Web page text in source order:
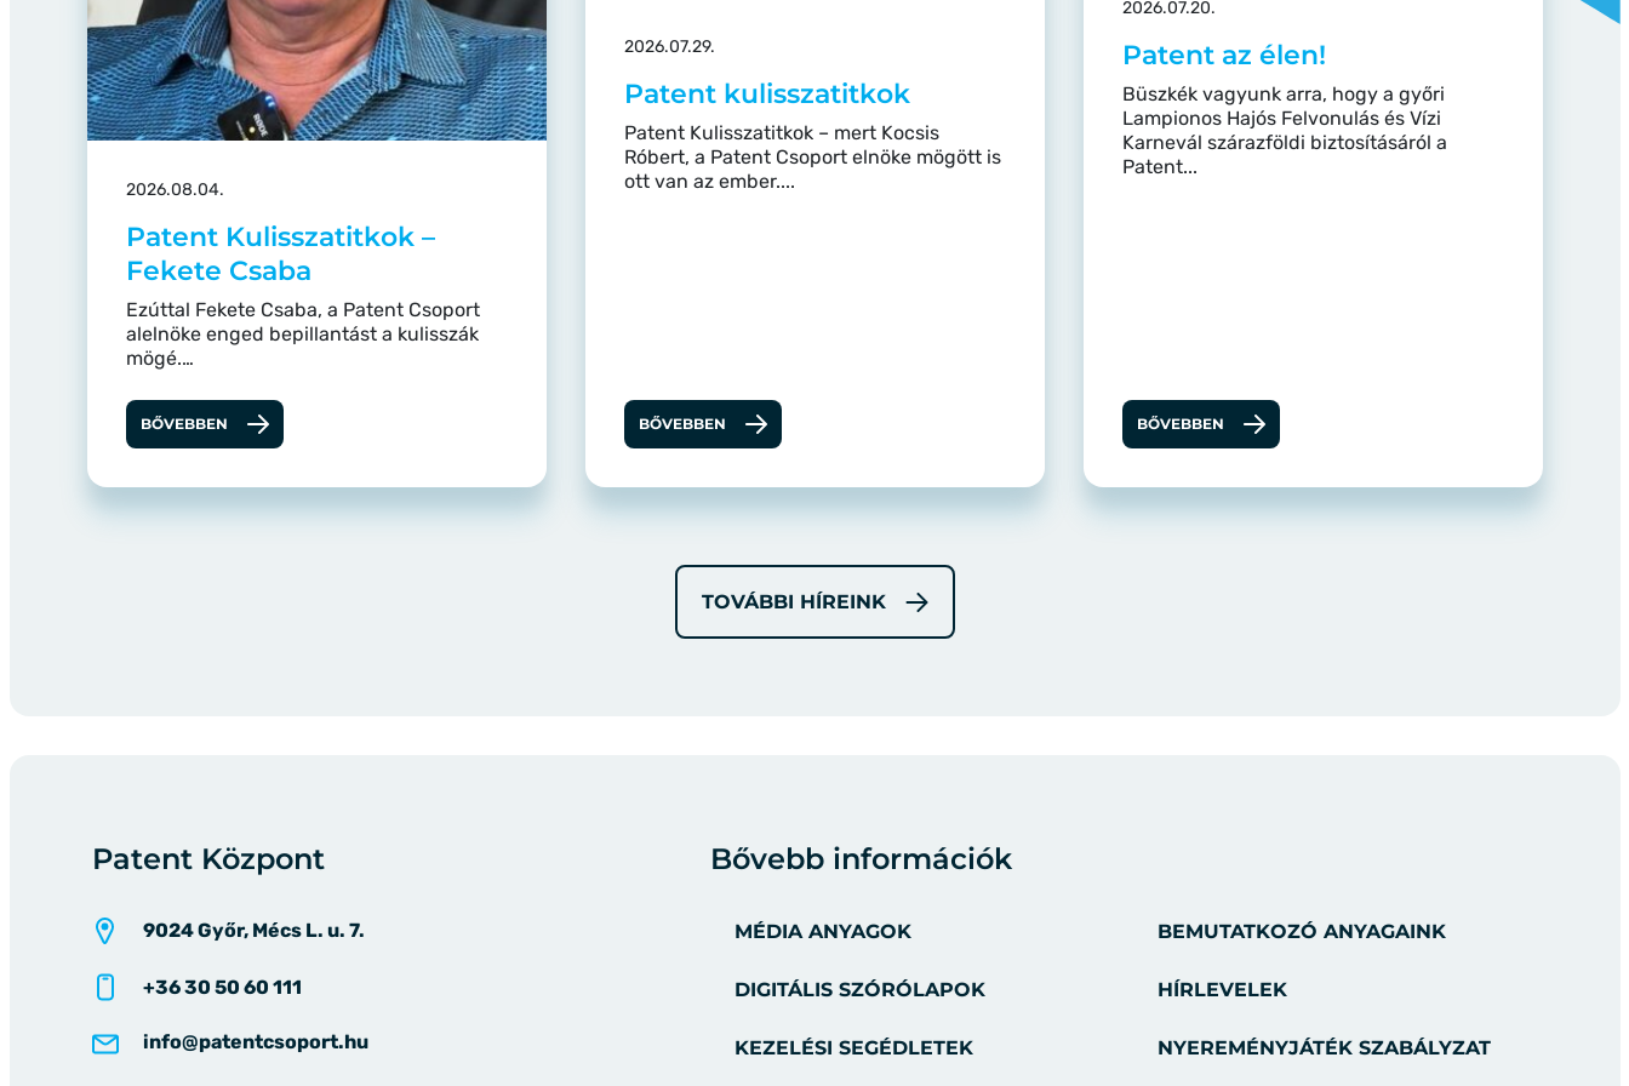
2026.08.04.
Patent Kulisszatitkok –
Fekete Csaba
Ezúttal Fekete Csaba, a Patent Csoport
alelnöke enged bepillantást a kulisszák
mögé.…
BŐVEBBEN
2026.07.29.
Patent kulisszatitkok
Patent Kulisszatitkok – mert Kocsis
Róbert, a Patent Csoport elnöke mögött is
ott van az ember....
BŐVEBBEN
2026.07.20.
Patent az élen!
Büszkék vagyunk arra, hogy a győri
Lampionos Hajós Felvonulás és Vízi
Karnevál szárazföldi biztosításáról a
Patent...
BŐVEBBEN
TOVÁBBI HÍREINK
Patent Központ
9024 Győr, Mécs L. u. 7.
+36 30 50 60 111
info@patentcsoport.hu
Bővebb információk
MÉDIA ANYAGOK
DIGITÁLIS SZÓRÓLAPOK
KEZELÉSI SEGÉDLETEK
BEMUTATKOZÓ ANYAGAINK
HÍRLEVELEK
NYEREMÉNYJÁTÉK SZABÁLYZAT